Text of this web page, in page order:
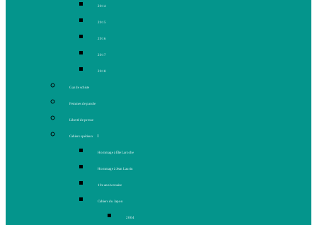
2014
2015
2016
2017
2018
Gaz de schiste
Femmes de parole
Liberté de presse
Cahiers spéciaux
Hommage à Élie Laroche
Hommage à Jean Laurin
10e anniversaire
Cahiers du Japon
2004